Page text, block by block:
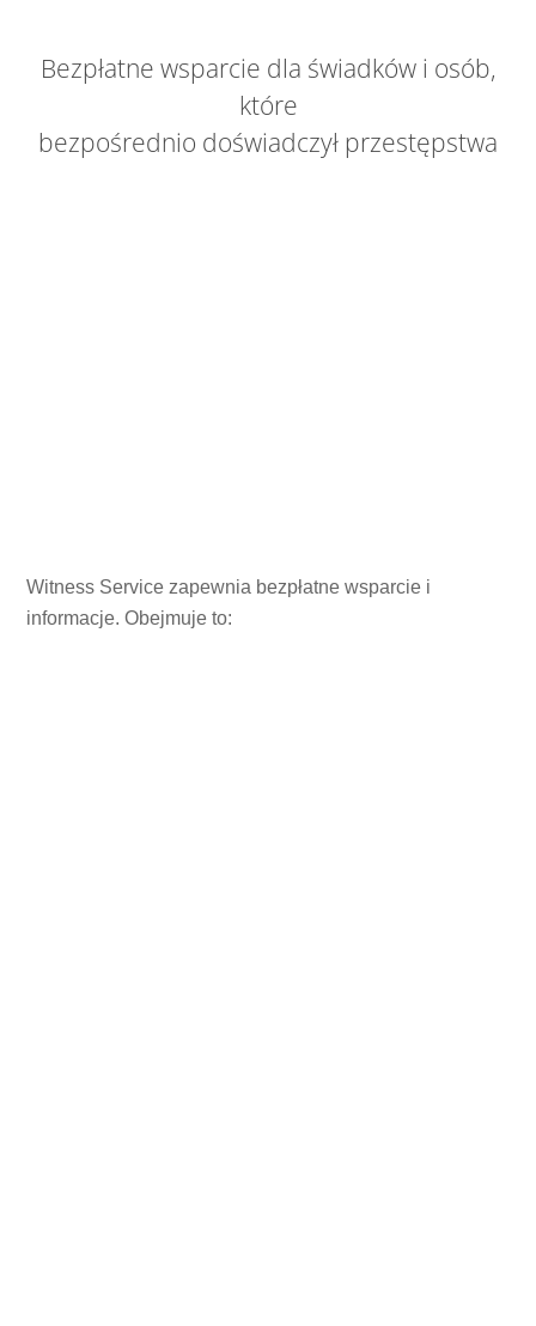
Bezpłatne wsparcie dla świadków i osób,
które
bezpośrednio doświadczył przestępstwa
Witness Service zapewnia bezpłatne wsparcie i
informacje. Obejmuje to: